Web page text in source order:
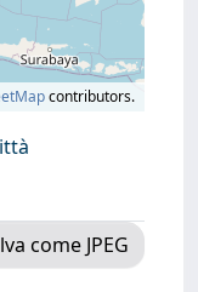
contributors.
come JPEG